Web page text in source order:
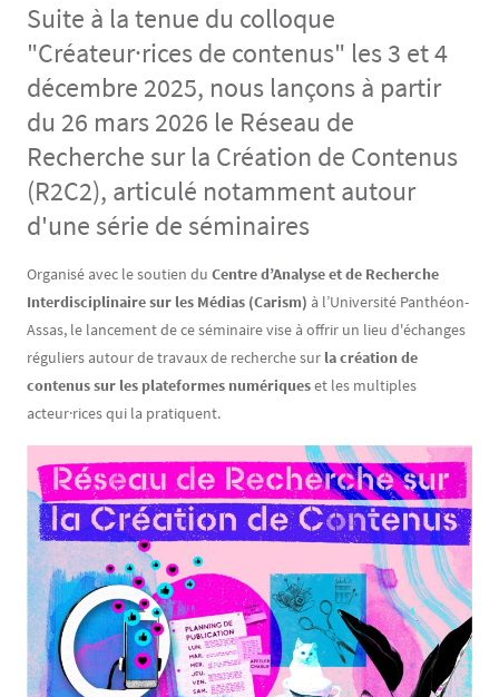
Suite à la tenue du colloque
"Créateur·rices de contenus" les 3 et 4
décembre 2025, nous lançons à partir
du 26 mars 2026 le Réseau de
Recherche sur la Création de Contenus
(R2C2), articulé notamment autour
d'une série de séminaires
Contenu
Texte
Organisé avec le soutien du Centre d’Analyse et de Recherche
Interdisciplinaire sur les Médias (Carism) à l’Université Panthéon-
Assas, le lancement de ce séminaire vise à offrir un lieu d'échanges
réguliers autour de travaux de recherche sur la création de
contenus sur les plateformes numériqueset les multiples
acteur·rices qui la pratiquent.
Image